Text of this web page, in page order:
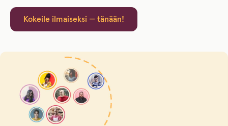
Kokeile ilmaiseksi — tänään!